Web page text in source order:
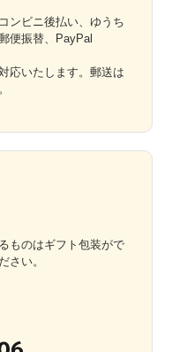
ンビニ後払い、ゆうち
便振替、PayPal
応いたします。郵送は
ものはギフト包装がで
さい。